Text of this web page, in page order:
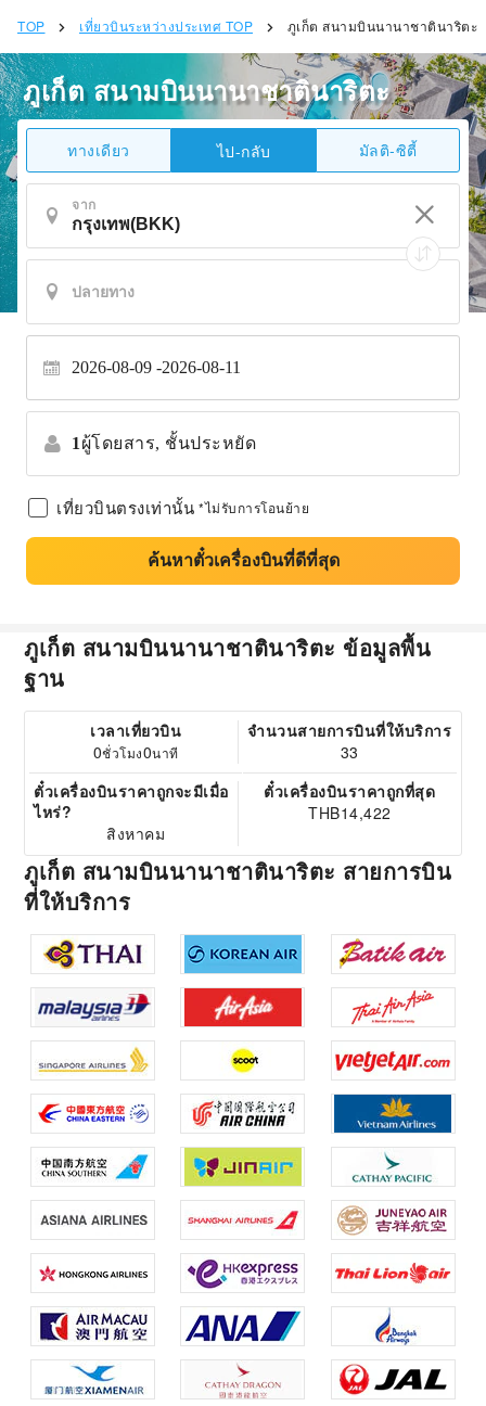
TOP เที่ยวบินระหว่างประเทศ TOP ภูเก็ต สนามบินนานาชาตินาริตะ
ภูเก็ต สนามบินนานาชาตินาริตะ
ทางเดียว ไป-กลับ มัลติ-ซิตี้
จาก
2026-08-09 2026-08-11
1 ผู้โดยสาร, ชั้นประหยัด
เที่ยวบินตรงเท่านั้น *ไม่รับการโอนย้าย
ค้นหาตั๋วเครื่องบินที่ดีที่สุด
ภูเก็ต สนามบินนานาชาตินาริตะ ข้อมูลพื้น
ฐาน
เวลาเที่ยวบิน
0ชั่วโมง0นาที
จำนวนสายการบินที่ให้บริการ
33
ตั๋วเครื่องบินราคาถูกจะมีเมื่อ
ไหร่?
สิงหาคม
ตั๋วเครื่องบินราคาถูกที่สุด
THB14,422
ภูเก็ต สนามบินนานาชาตินาริตะ สายการบิน
ที่ให้บริการ